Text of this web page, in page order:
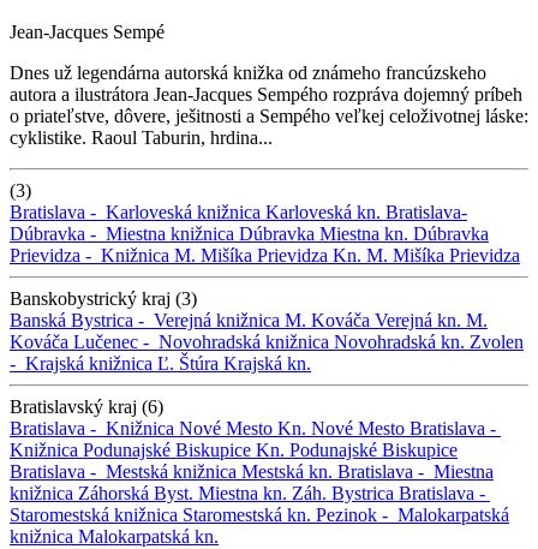
Jean-Jacques Sempé
Dnes už legendárna autorská knižka od známeho francúzskeho
autora a ilustrátora Jean-Jacques Sempého rozpráva dojemný príbeh
o priateľstve, dôvere, ješitnosti a Sempého veľkej celoživotnej láske:
cyklistike. Raoul Taburin, hrdina...
(3)
Bratislava - Karloveská knižnica Karloveská kn. Bratislava-
Dúbravka - Miestna knižnica Dúbravka Miestna kn. Dúbravka
Prievidza - Knižnica M. Mišíka Prievidza Kn. M. Mišíka Prievidza
Banskobystrický kraj (3)
Banská Bystrica - Verejná knižnica M. Kováča Verejná kn. M.
Kováča Lučenec - Novohradská knižnica Novohradská kn. Zvolen
- Krajská knižnica Ľ. Štúra Krajská kn.
Bratislavský kraj (6)
Bratislava - Knižnica Nové Mesto Kn. Nové Mesto Bratislava -
Knižnica Podunajské Biskupice Kn. Podunajské Biskupice
Bratislava - Mestská knižnica Mestská kn. Bratislava - Miestna
knižnica Záhorská Byst. Miestna kn. Záh. Bystrica Bratislava -
Staromestská knižnica Staromestská kn. Pezinok - Malokarpatská
knižnica Malokarpatská kn.